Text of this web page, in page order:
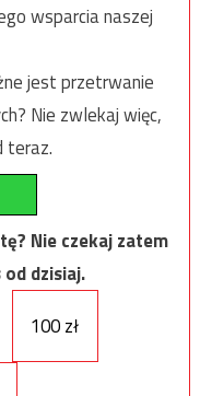
wsparcia naszej
jest przetrwanie
Nie zwlekaj więc,
teraz.
Nie czekaj zatem
dzisiaj.
100 zł